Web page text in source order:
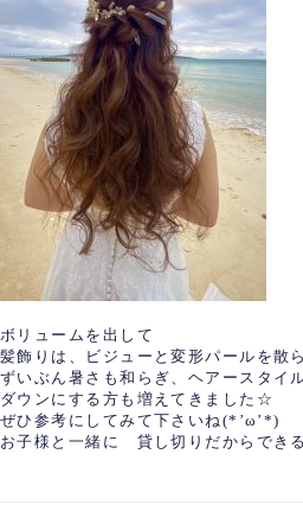
ボリュームを出して
髪飾りは、ビジューと変形パールを散
ずいぶん暑さも和らぎ、ヘアースタイ
ダウンにする方も増えてきました☆
ぜひ参考にしてみて下さいね(*’ω’*)
お子様と一緒に 貸し切りだからでき